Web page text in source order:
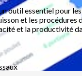
outil essentiel pour
et les
et la productivité